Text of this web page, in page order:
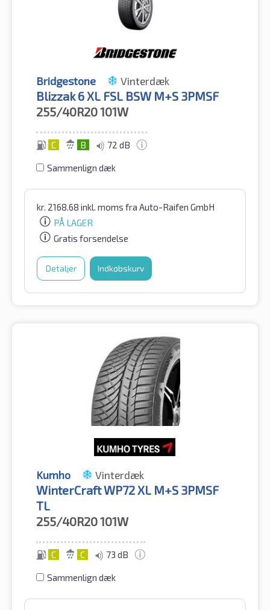
Bridgestone Vinterdæk
Blizzak 6 XL FSL BSW M+S 3PMSF
255/40R20101W
C B 72 dB
Sammenlign dæk
kr. 2168.68 inkl. moms fra Auto-Raifen GmbH
PÅ LAGER
Gratis forsendelse
Detaljer Indkøbskurv
Kumho Vinterdæk
WinterCraft WP72 XL M+S 3PMSF
TL
255/40R20101W
C C 73 dB
Sammenlign dæk